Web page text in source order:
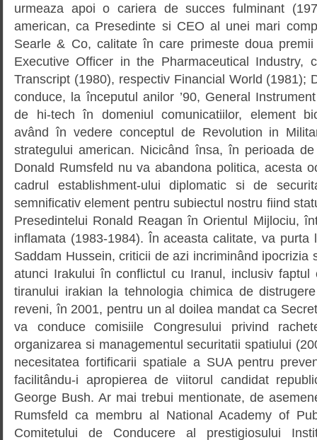
urmeaza apoi o cariera de succes fulminant
american, ca Presedinte si CEO al unei mari
Searle & Co, calitate în care primeste doua
Executive Officer in the Pharmaceutical Industry,
Transcript (1980), respectiv Financial World (1981);
conduce, la începutul anilor ’90, General
de hi-tech în domeniul comunicatiilor, element
având în vedere conceptul de Revolution in
strategului american. Nicicând însa, în perioada
Donald Rumsfeld nu va abandona politica, acesta
cadrul establishment-ului diplomatic si de
semnificativ element pentru subiectul nostru fiind
Presedintelui Ronald Reagan în Orientul Mijlociu,
inflamata (1983-1984). În aceasta calitate, va purta
Saddam Hussein, criticii de azi incriminând ipocrizia
atunci Irakului în conflictul cu Iranul, inclusiv
tiranului irakian la tehnologia chimica de
reveni, în 2001, pentru un al doilea mandat ca
va conduce comisiile Congresului privind
organizarea si managementul securitatii spatiului
necesitatea fortificarii spatiale a SUA pentru
facilitându-i apropierea de viitorul candidat
George Bush. Ar mai trebui mentionate, de
Rumsfeld ca membru al National Academy of
Comitetului de Conducere al prestigiosului